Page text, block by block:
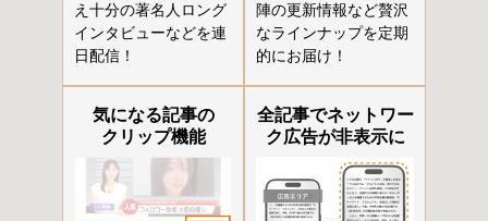
え十分の著名人ロング
インタビューなどを連
日配信！
陣の更新情報など贅沢
なラインナップを定期
的にお届け！
気になる記事の
クリップ機能
全記事でネットワー
ク広告が非表示に